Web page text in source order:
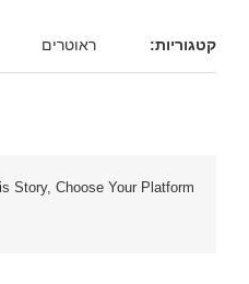
קטגוריות: ראוטרים
Story, Choose Your Platform!